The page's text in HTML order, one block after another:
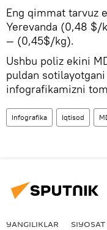
Eng qimmat tarvuz
Yerevanda (0,48 $/
— (0,45$/kg).
Ushbu poliz ekini
puldan
infografikamizni
Infografika Iqtisod
YANGILIKLAR SIYOSAT